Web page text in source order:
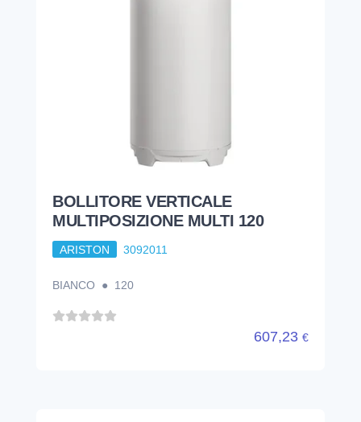
BOLLITORE VERTICALE
MULTIPOSIZIONE MULTI 120
ARISTON 3092011
BIANCO ● 120
607,23 €